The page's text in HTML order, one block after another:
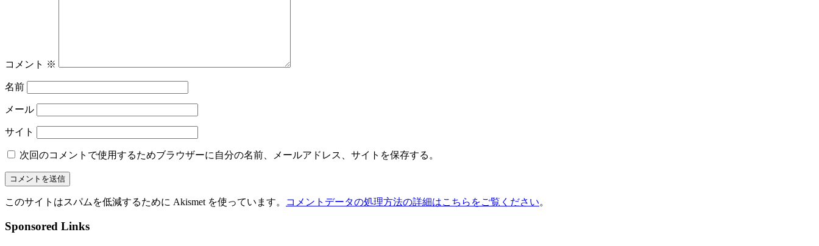
コメント ※
名前
メール
サイト
次回のコメントで使用するためブラウザーに自分の名前、メールアドレス、サイトを保存する。
このサイトはスパムを低減するために Akismet を使っています。 コメントデータの処理方法の詳細はこちらをご覧ください。
Sponsored Links